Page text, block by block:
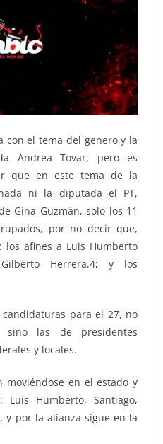
con el tema del genero y la
Andrea Tovar, pero es
que en este tema de la
ni la diputada el PT,
Gina Guzmán, solo los 11
por no decir que,
afines a Luis Humberto
Herrera,4; y los
para el 27, no
las de presidentes
y locales.
moviéndose en el estado y
Humberto, Santiago,
y por la alianza sigue en la